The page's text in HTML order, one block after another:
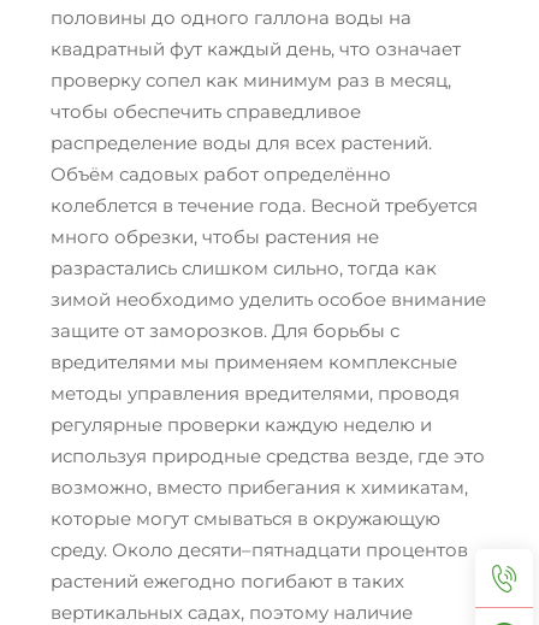
половины до одного галлона воды на
квадратный фут каждый день, что означает
проверку сопел как минимум раз в месяц,
чтобы обеспечить справедливое
распределение воды для всех растений.
Объём садовых работ определённо
колеблется в течение года. Весной требуется
много обрезки, чтобы растения не
разрастались слишком сильно, тогда как
зимой необходимо уделить особое внимание
защите от заморозков. Для борьбы с
вредителями мы применяем комплексные
методы управления вредителями, проводя
регулярные проверки каждую неделю и
используя природные средства везде, где это
возможно, вместо прибегания к химикатам,
которые могут смываться в окружающую
среду. Около десяти–пятнадцати процентов
растений ежегодно погибают в таких
вертикальных садах, поэтому наличие